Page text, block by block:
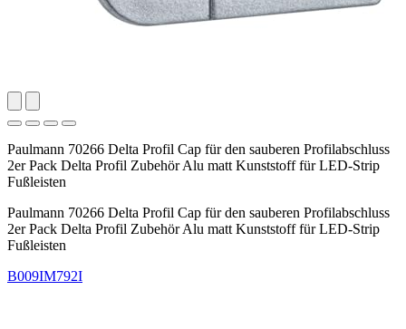
Paulmann 70266 Delta Profil Cap für den sauberen Profilabschluss
2er Pack Delta Profil Zubehör Alu matt Kunststoff für LED-Strip
Fußleisten
Paulmann 70266 Delta Profil Cap für den sauberen Profilabschluss
2er Pack Delta Profil Zubehör Alu matt Kunststoff für LED-Strip
Fußleisten
B009IM792I